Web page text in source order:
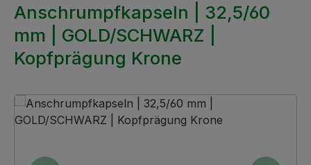
Anschrumpfkapseln | 32,5/60
mm | GOLD/SCHWARZ |
Kopfprägung Krone
Bildergalerie überspringen